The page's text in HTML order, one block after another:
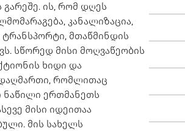
ის, რომ დღეს
კანალიზაცია,
მთაწმინდის
სწორედ მისი მოღვაწეობის
ხიდი და
დაღმართი, რომლითაც
ერთმანეთს
მისი იდეითაა
მის სახელს